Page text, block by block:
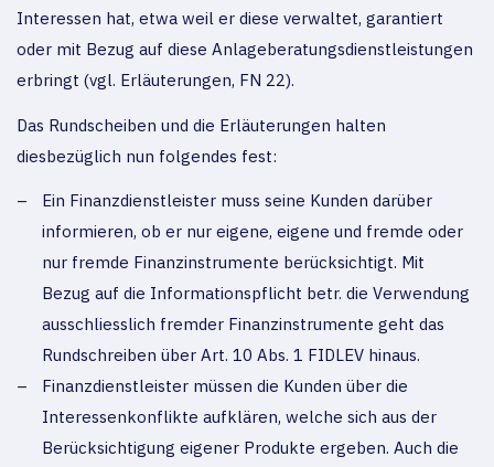
Interessen hat, etwa weil er diese verwaltet, garantiert
oder mit Bezug auf diese Anlageberatungsdienstleistungen
erbringt (vgl. Erläuterungen, FN 22).
Das Rundscheiben und die Erläuterungen halten
diesbezüglich nun folgendes fest:
Ein Finanzdienstleister muss seine Kunden darüber
informieren, ob er nur eigene, eigene und fremde oder
nur fremde Finanzinstrumente berücksichtigt. Mit
Bezug auf die Informationspflicht betr. die Verwendung
ausschliesslich fremder Finanzinstrumente geht das
Rundschreiben über Art. 10 Abs. 1 FIDLEV hinaus.
Finanzdienstleister müssen die Kunden über die
Interessenkonflikte aufklären, welche sich aus der
Berücksichtigung eigener Produkte ergeben. Auch die